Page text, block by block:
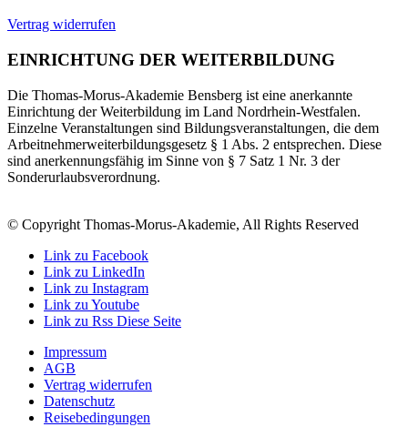
Vertrag widerrufen
EINRICHTUNG DER WEITERBILDUNG
Die Thomas-Morus-Akademie Bensberg ist eine anerkannte
Einrichtung der Weiterbildung im Land Nordrhein-Westfalen.
Einzelne Veranstaltungen sind Bildungsveranstaltungen, die dem
Arbeitnehmerweiterbildungsgesetz § 1 Abs. 2 entsprechen. Diese
sind anerkennungsfähig im Sinne von § 7 Satz 1 Nr. 3 der
Sonderurlaubsverordnung.
© Copyright Thomas-Morus-Akademie, All Rights Reserved
Link zu Facebook
Link zu LinkedIn
Link zu Instagram
Link zu Youtube
Link zu Rss Diese Seite
Impressum
AGB
Vertrag widerrufen
Datenschutz
Reisebedingungen